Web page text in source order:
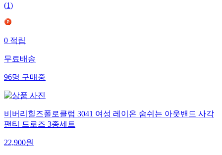
(1)
0적립
무료배송
96명구매중
비버리힐즈폴로클럽 3041 여성 레이온 숨쉬는 아웃밴드 사각
팬티 드로즈 3종세트
22,900원